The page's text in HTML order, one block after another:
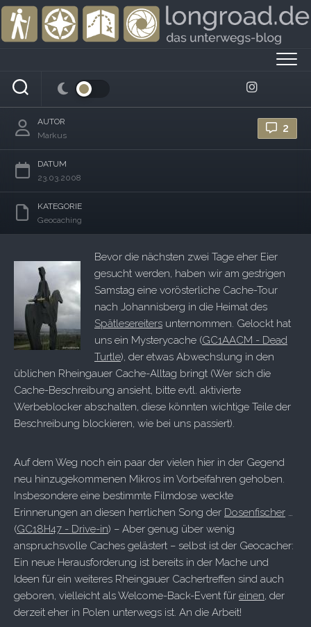
Skip
content
An die Arbeit!
2
AUTOR
Markus
DATUM
23.03.2008
KATEGORIE
Geocaching
Bevor die nächsten zwei Tage eher Eier
gesucht werden, haben wir am gestrigen
Samstag eine vorösterliche Cache-Tour
nach Johannisberg in die Heimat des
Spätlesereiters unternommen. Gelockt hat
uns ein Mysterycache (GC1AACM - Dead
Turtle), der etwas Abwechslung in den
üblichen Rheingauer Cache-Alltag bringt (Wer sich die
Cache-Beschreibung ansieht, bitte evtl. aktivierte
Werbeblocker abschalten, diese könnten wichtige Teile der
Beschreibung blockieren, wie bei uns passiert).
Auf dem Weg noch ein paar der vielen hier in der Gegend
neu hinzugekommenen Mikros im Vorbeifahren gehoben.
Insbesondere eine bestimmte Filmdose weckte
Erinnerungen an diesen herrlichen Song der Dosenfischer …
(GC18H47 - Drive-in) – Aber genug über wenig
anspruchsvolle Caches gelästert – selbst ist der Geocacher:
Ein neue Herausforderung ist bereits in der Mache und
Ideen für ein weiteres Rheingauer Cachertreffen sind auch
geboren, vielleicht als Welcome-Back-Event für einen, der
derzeit eher in Polen unterwegs ist. An die Arbeit!